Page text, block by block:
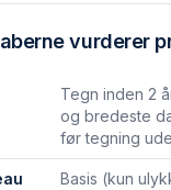
vurderer
Tegn inden 2
og bredeste
før tegning
Basis (kun